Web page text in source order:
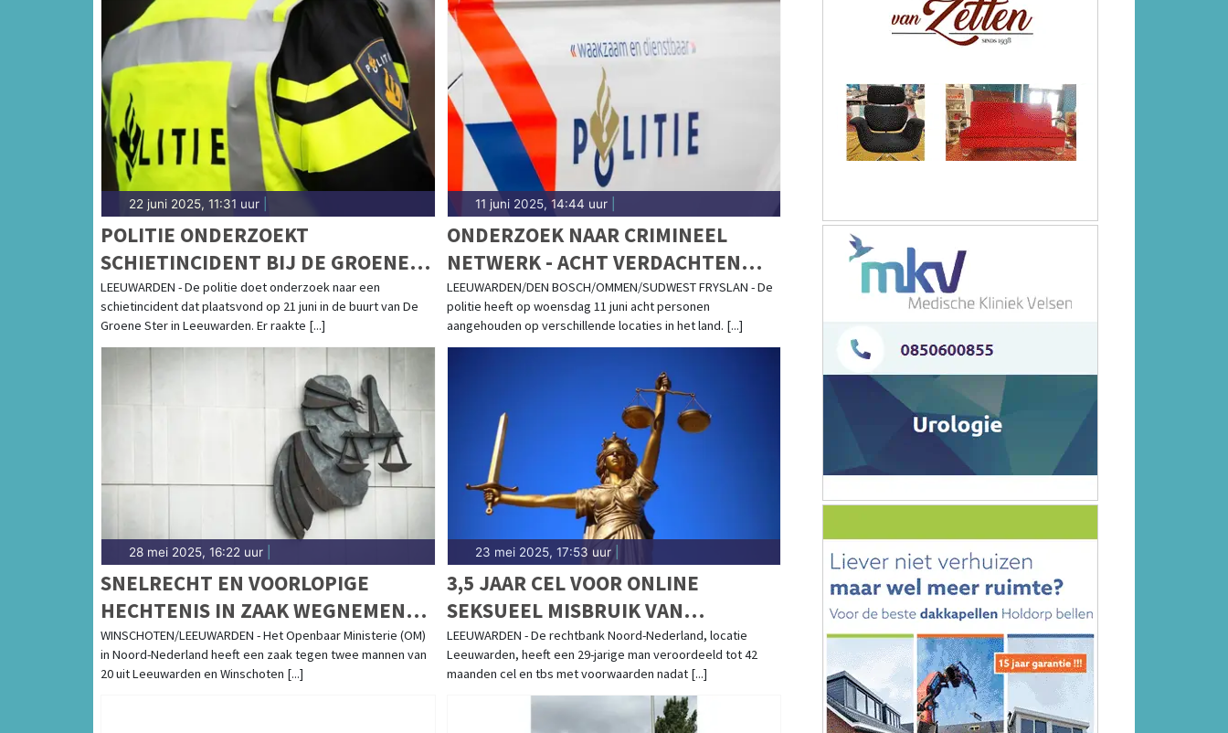
22 juni 2025, 11:31 uur
POLITIE ONDERZOEKT
SCHIETINCIDENT BIJ DE GROENE
STER IN LEEUWARDEN
LEEUWARDEN - De politie doet onderzoek naar een
schietincident dat plaatsvond op 21 juni in de buurt van De
Groene Ster in Leeuwarden. Er raakte [...]
11 juni 2025, 14:44 uur|
ONDERZOEK NAAR CRIMINEEL
NETWERK - ACHT VERDACHTEN
AANGEHOUDEN
LEEUWARDEN/DEN BOSCH/OMMEN/SUDWEST FRYSLAN - De
politie heeft op woensdag 11 juni acht personen
aangehouden op verschillende locaties in het land. [...]
28 mei 2025, 16:22 uur
SNELRECHT EN VOORLOPIGE
HECHTENIS IN ZAAK WEGNEMEN
KNUFFELS WINSCHOTEN
WINSCHOTEN/LEEUWARDEN - Het Openbaar Ministerie (OM)
in Noord-Nederland heeft een zaak tegen twee mannen van
20 uit Leeuwarden en Winschoten [...]
23 mei 2025, 17:53 uur|
3,5 JAAR CEL VOOR ONLINE
SEKSUEEL MISBRUIK VAN
MINDERJARIGEN
LEEUWARDEN - De rechtbank Noord-Nederland, locatie
Leeuwarden, heeft een 29-jarige man veroordeeld tot 42
maanden cel en tbs met voorwaarden nadat [...]